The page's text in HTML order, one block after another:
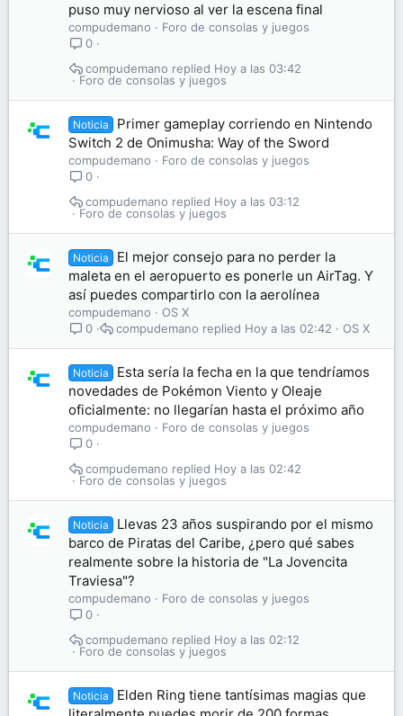
puso muy nervioso al ver la escena final
compudemano
Foro de consolas y juegos
0
Foro de consolas y juegos
Hoy a las 03:42
compudemano
Noticia
Primer gameplay corriendo en Nintendo
Switch 2 de Onimusha: Way of the Sword
compudemano
Foro de consolas y juegos
0
Foro de consolas y juegos
Hoy a las 03:12
compudemano
Noticia
El mejor consejo para no perder la
maleta en el aeropuerto es ponerle un AirTag. Y
así puedes compartirlo con la aerolínea
compudemano
OS X
0
OS X
Hoy a las 02:42
compudemano
Noticia
Esta sería la fecha en la que tendríamos
novedades de Pokémon Viento y Oleaje
oficialmente: no llegarían hasta el próximo año
compudemano
Foro de consolas y juegos
0
Foro de consolas y juegos
Hoy a las 02:42
compudemano
Noticia
Llevas 23 años suspirando por el mismo
barco de Piratas del Caribe, ¿pero qué sabes
realmente sobre la historia de "La Jovencita
Traviesa"?
compudemano
Foro de consolas y juegos
0
Foro de consolas y juegos
Hoy a las 02:12
compudemano
Noticia
Elden Ring tiene tantísimas magias que